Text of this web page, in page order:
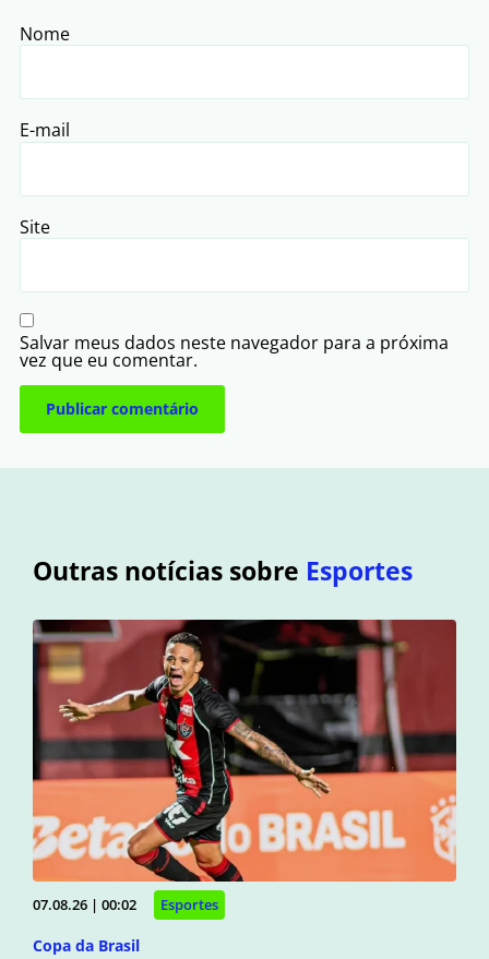
Nome
E-mail
Site
Salvar meus dados neste navegador para a próxima
vez que eu comentar.
Outras notícias sobre Esportes
07.08.26 | 00:02 Esportes
Copa da Brasil